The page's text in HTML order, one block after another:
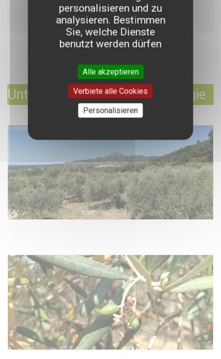
Unterstützung der Agrarökologie
personalisieren und zu
analysieren. Bestimmen
Sie, welche Dienste
benutzt werden dürfen
Alle akzeptieren
Verbiete alle Cookies
Personalisieren